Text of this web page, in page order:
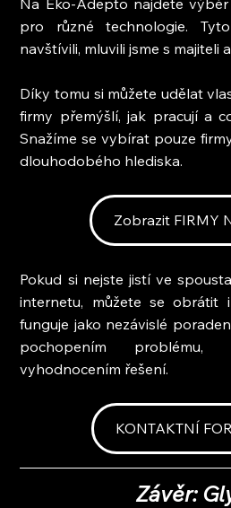
pro různé technologie.
navštívili, mluvili jsme s majiteli
Díky tomu si můžete udělat
firmy přemýšlí, jak pracují a
Snažíme se vybírat pouze
dlouhodobého hlediska.
Zobrazit FIRMY
Pokud si nejste jistí ve
internetu, můžete se obrátit
funguje jako nezávislé
pochopením
vyhodnocením řešení.
KONTAKTNÍ
Závěr: